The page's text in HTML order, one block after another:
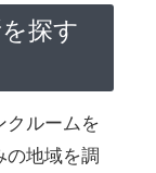
探す
クルームを
の地域を調